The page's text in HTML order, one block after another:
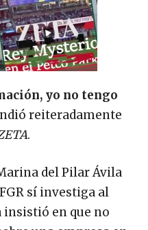
yo no tengo
reiteradamente
.
del Pilar Ávila
sí investiga al
insistió en que no